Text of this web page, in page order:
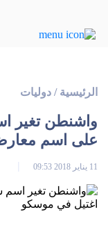
الرئيسية / دوليات
واشنطن تغير
على اسم
11 يناير 2018 09:53